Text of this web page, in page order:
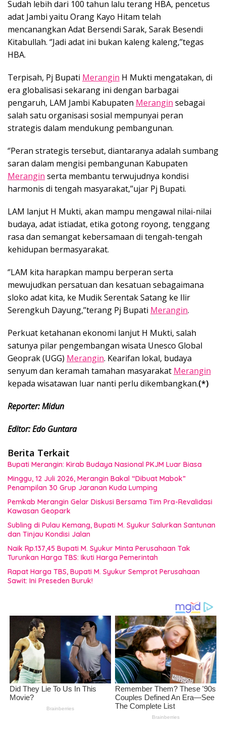
Sudah lebih dari 100 tahun lalu terang HBA, pencetus
adat Jambi yaitu Orang Kayo Hitam telah
mencanangkan Adat Bersendi Sarak, Sarak Besendi
Kitabullah. ‘’Jadi adat ini bukan kaleng kaleng,’’tegas
HBA.
Terpisah, Pj Bupati Merangin H Mukti mengatakan, di
era globalisasi sekarang ini dengan barbagai
pengaruh, LAM Jambi Kabupaten Merangin sebagai
salah satu organisasi sosial mempunyai peran
strategis dalam mendukung pembangunan.
‘’Peran strategis tersebut, diantaranya adalah sumbang
saran dalam mengisi pembangunan Kabupaten
Merangin serta membantu terwujudnya kondisi
harmonis di tengah masyarakat,’’ujar Pj Bupati.
LAM lanjut H Mukti, akan mampu mengawal nilai-nilai
budaya, adat istiadat, etika gotong royong, tenggang
rasa dan semangat kebersamaan di tengah-tengah
kehidupan bermasyarakat.
‘’LAM kita harapkan mampu berperan serta
mewujudkan persatuan dan kesatuan sebagaimana
sloko adat kita, ke Mudik Serentak Satang ke Ilir
Serengkuh Dayung,’’terang Pj Bupati Merangin.
Perkuat ketahanan ekonomi lanjut H Mukti, salah
satunya pilar pengembangan wisata Unesco Global
Geoprak (UGG) Merangin. Kearifan lokal, budaya
senyum dan keramah tamahan masyarakat Merangin
kepada wisatawan luar nanti perlu dikembangkan.(*)
Reporter: Midun
Editor: Edo Guntara
Berita Terkait
Bupati Merangin: Kirab Budaya Nasional PKJM Luar Biasa
Minggu, 12 Juli 2026, Merangin Bakal “Dibuat Mabok”
Penampilan 30 Grup Jaranan Kuda Lumping
Pemkab Merangin Gelar Diskusi Bersama Tim Pra-Revalidasi
Kawasan Geopark
Subling di Pulau Kemang, Bupati M. Syukur Salurkan Santunan
dan Tinjau Kondisi Jalan
Naik Rp.137,45 Bupati M. Syukur Minta Perusahaan Tak
Turunkan Harga TBS: Ikuti Harga Pemerintah
Rapat Harga TBS, Bupati M. Syukur Semprot Perusahaan
Sawit: Ini Preseden Buruk!